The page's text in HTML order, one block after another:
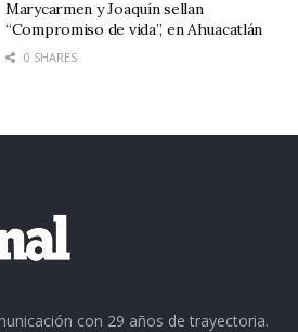
Marycarmen y Joaquín sellan
“Compromiso de vida”, en Ahuacatlán
0 SHARES
con 29 años de trayectoria.